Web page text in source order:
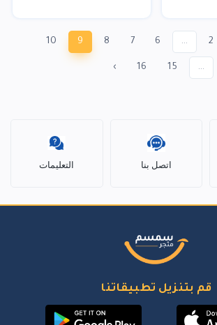
2
...
6
7
8
9
10
...
15
16
›
اتصل بنا التعليمات
قم بتنزيل تطبيقاتنا